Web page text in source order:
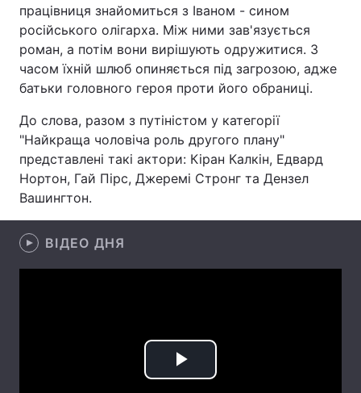
Здоров'я Туризм
Цікавинки Погода
Екологія Регіони
Лонгріди
Відео з Youtube Статті
Інтерв'ю
Архів
Контакти
працівниця знайомиться з Іваном - сином
російського олігарха. Між ними зав'язується
роман, а потім вони вирішують одружитися. З
часом їхній шлюб опиняється під загрозою, адже
батьки головного героя проти його обраниці.
До слова, разом з путіністом у категорії
"Найкраща чоловіча роль другого плану"
представлені такі актори: Кіран Калкін, Едвард
Нортон, Гай Пірс, Джеремі Стронг та Дензел
Вашингтон.
ВІДЕО ДНЯ
Play